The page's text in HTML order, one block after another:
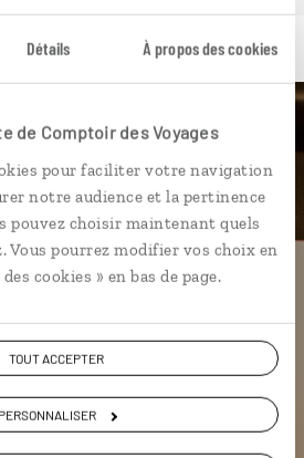
Détails À propos des cookies
de Comptoir des Voyages
pour faciliter votre navigation
notre audience et la pertinence
pouvez choisir maintenant quels
Vous pourrez modifier vos choix en
cookies » en bas de page.
TOUT ACCEPTER
PERSONNALISER
guide au
vers votre skybeden 1
de bonnes tables à
Maun
parcs nationaux